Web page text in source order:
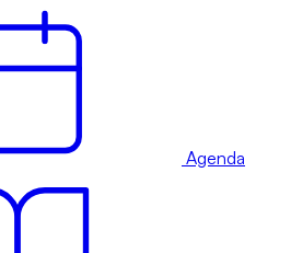
Agenda